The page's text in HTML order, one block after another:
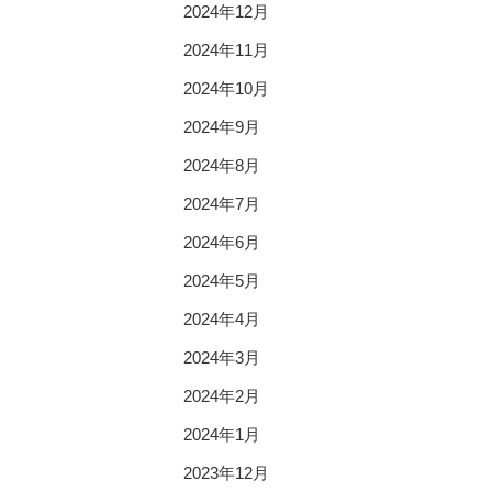
2024年12月
2024年11月
2024年10月
2024年9月
2024年8月
2024年7月
2024年6月
2024年5月
2024年4月
2024年3月
2024年2月
2024年1月
2023年12月